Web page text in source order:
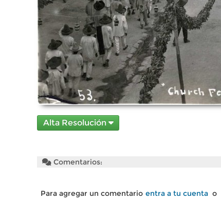
Alta Resolución
Comentarios:
Para agregar un comentario entra a tu cuenta o